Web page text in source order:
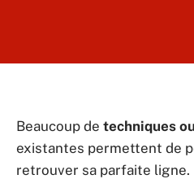
Beaucoup de techniques
existantes permettent de
retrouver sa parfaite ligne.